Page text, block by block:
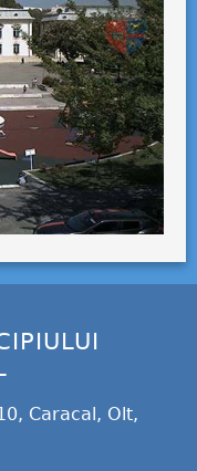
Caracal, Olt,